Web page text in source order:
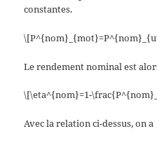
constantes.
Le rendement nominal est
\[\eta^{nom}=1-
Avec la relation ci-dessus, on a